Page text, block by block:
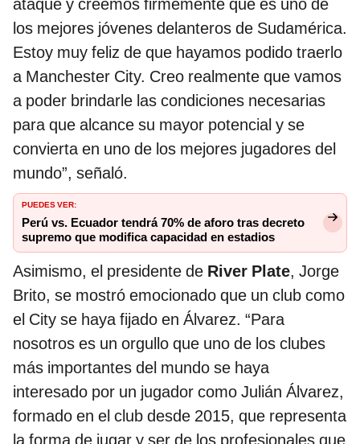
ataque y creemos firmemente que es uno de
los mejores jóvenes delanteros de Sudamérica.
Estoy muy feliz de que hayamos podido traerlo
a Manchester City. Creo realmente que vamos
a poder brindarle las condiciones necesarias
para que alcance su mayor potencial y se
convierta en uno de los mejores jugadores del
mundo”, señaló.
PUEDES VER:
Perú vs. Ecuador tendrá 70% de aforo tras decreto
supremo que modifica capacidad en estadios
Asimismo, el presidente de River Plate, Jorge
Brito, se mostró emocionado que un club como
el City se haya fijado en Álvarez. “Para
nosotros es un orgullo que uno de los clubes
más importantes del mundo se haya
interesado por un jugador como Julián Álvarez,
formado en el club desde 2015, que representa
la forma de jugar y ser de los profesionales que